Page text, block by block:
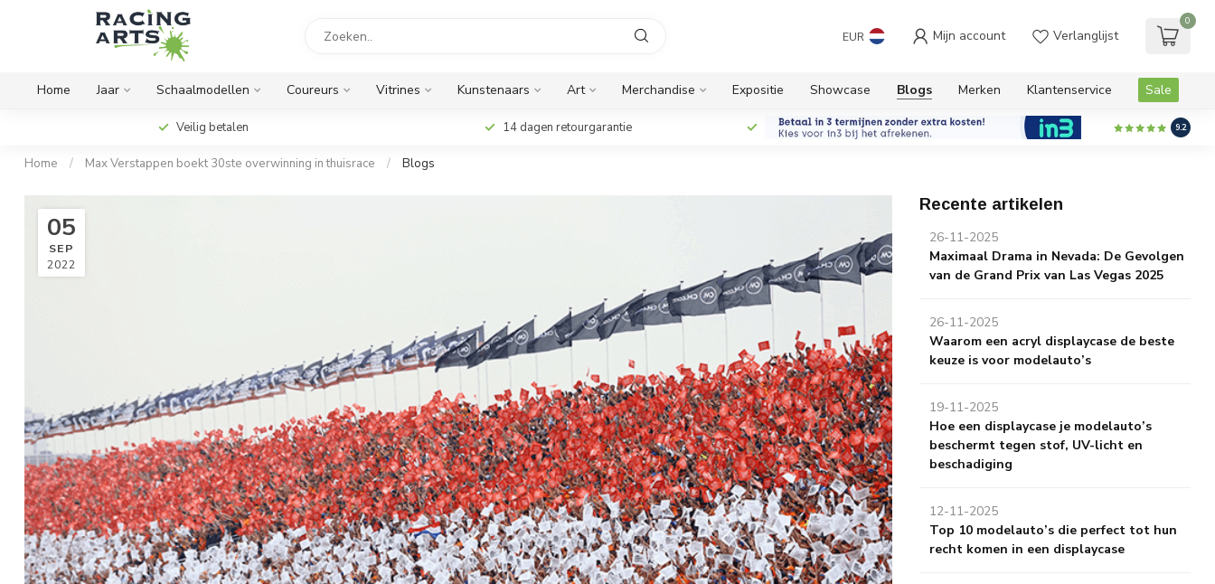
EUR Mijn account Verlanglijst
0
Home Jaar Schaalmodellen Coureurs Vitrines Kunstenaars Art Merchandise Expositie Showcase Blogs Merken Klantenservice Sale
Veilig betalen 14 dagen retourgarantie 9.2
Home / Max Verstappen boekt 30ste overwinning in thuisrace / Blogs
05
SEP
2022
Recente artikelen
26-11-2025
Maximaal Drama in Nevada: De Gevolgen
van de Grand Prix van Las Vegas 2025
26-11-2025
Waarom een acryl displaycase de beste
keuze is voor modelauto’s
19-11-2025
Hoe een displaycase je modelauto’s
beschermt tegen stof, UV-licht en
beschadiging
12-11-2025
Top 10 modelauto’s die perfect tot hun
recht komen in een displaycase